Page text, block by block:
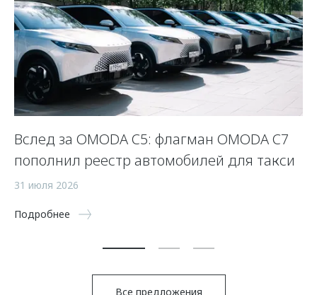
Вслед за OMODA C5: флагман OMODA C7
пополнил реестр автомобилей для такси
31 июля 2026
Подробнее
Все предложения